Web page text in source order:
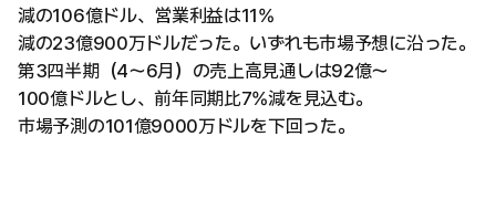
減の106億ドル、営業利益は11%
減の23億900万ドルだった。いずれも市場予想に沿った。
第3四半期（4〜6月）の売上高見通しは92億〜
100億ドルとし、前年同期比7%減を見込む。
市場予測の101億9000万ドルを下回った。